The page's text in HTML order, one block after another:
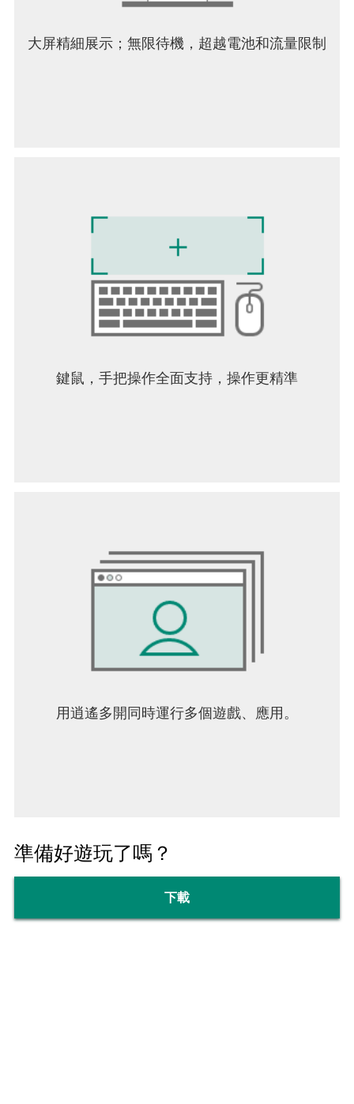
大屏精細展示；無限待機，超越電池和流量限制
鍵鼠，手把操作全面支持，操作更精準
用逍遙多開同時運行多個遊戲、應用。
準備好遊玩了嗎？
下載